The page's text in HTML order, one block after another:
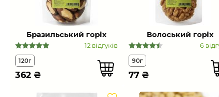
Бразильський горіх
12 відгуків
120г
362 ₴
Волоський горіх
6
90г
77 ₴